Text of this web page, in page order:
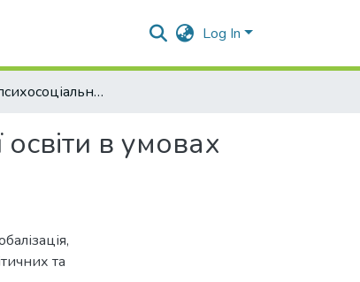
Log In
Розвиток психосоціальних навичок здобувачів вищої освіти в умовах глобальних викликів
в умовах
та